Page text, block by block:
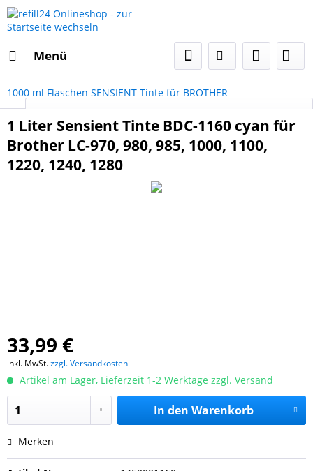
Menü
1000 ml Flaschen SENSIENT Tinte für BROTHER
1 Liter Sensient Tinte BDC-1160 cyan für
Brother LC-970, 980, 985, 1000, 1100,
1220, 1240, 1280
33,99 €
inkl. MwSt.zzgl. Versandkosten
Artikel am Lager, Lieferzeit 1-2 Werktage zzgl. Versand
In den Warenkorb
Merken